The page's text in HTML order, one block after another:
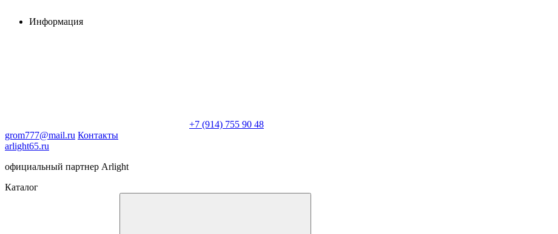
Информация
+7 (914) 755 90 48
grom777@mail.ru Контакты
arlight65.ru
официальный партнер Arlight
Каталог